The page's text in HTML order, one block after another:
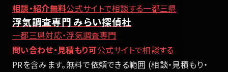
相談・紹介無料公式サイトで相談する一都三県
浮気調査専門 みらい探偵社
一都三県対応・浮気調査専門
問い合わせ・見積もり可公式サイトで相談する
PRを含みます。無料で依頼できる範囲 (相談・見積もり・